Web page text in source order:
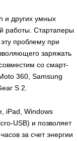
и других умных
работы. Стартаперы
проблему при
заряжать
со смарт-
360, Samsung
S 2.
iPad, Windows
USB) и позволяет
за счет энергии